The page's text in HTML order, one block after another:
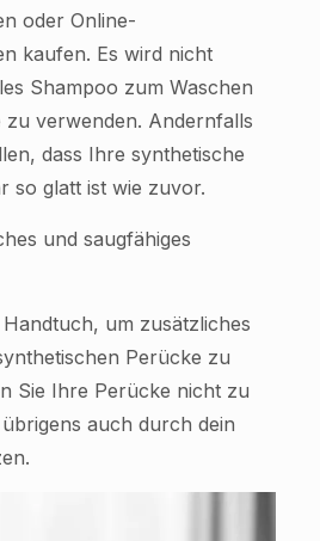
oder Online-
kaufen. Es wird nicht
Shampoo zum Waschen
verwenden. Andernfalls
dass Ihre synthetische
so glatt ist wie zuvor.
und saugfähiges
um zusätzliches
Perücke zu
Sie Ihre Perücke nicht zu
auch durch dein